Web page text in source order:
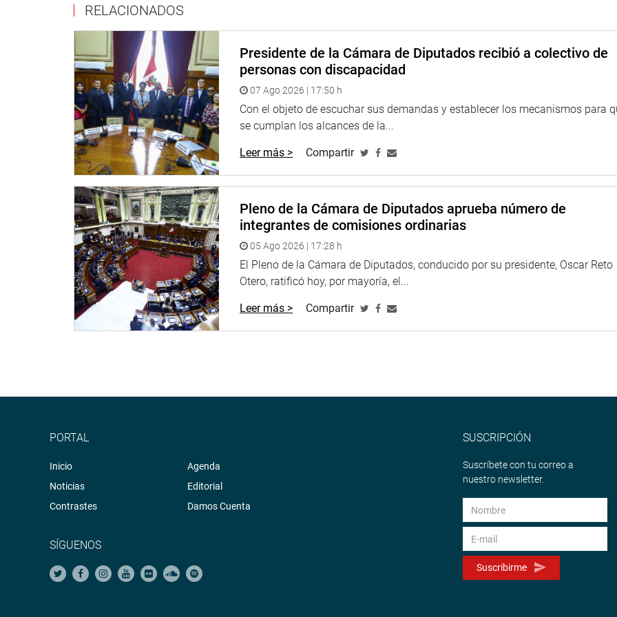
RELACIONADOS
Presidente de la Cámara de Diputados recibió a colectivo de
personas con discapacidad
07 Ago 2026 | 17:50 h
Con el objeto de escuchar sus demandas y establecer los mecanismos para
se cumplan los alcances de la...
Leer más > Compartir
Pleno de la Cámara de Diputados aprueba número de
integrantes de comisiones ordinarias
05 Ago 2026 | 17:28 h
El Pleno de la Cámara de Diputados, conducido por su presidente, Oscar Reto
Otero, ratificó hoy, por mayoría, el...
Leer más > Compartir
PORTAL
Inicio
Noticias
Contrastes
Agenda
Editorial
Damos Cuenta
SÍGUENOS
SUSCRIPCIÓN
Suscríbete con tu correo a
nuestro newsletter.
Suscribirme